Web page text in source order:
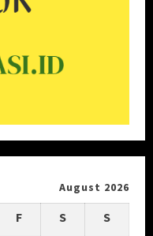
August 2026
F S S